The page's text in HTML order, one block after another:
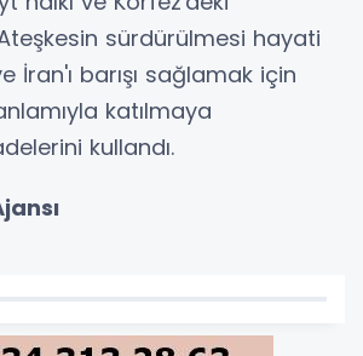
sürdürülmesi hayati
İran'ı barışı sağlamak için
katılmaya
kullandı.